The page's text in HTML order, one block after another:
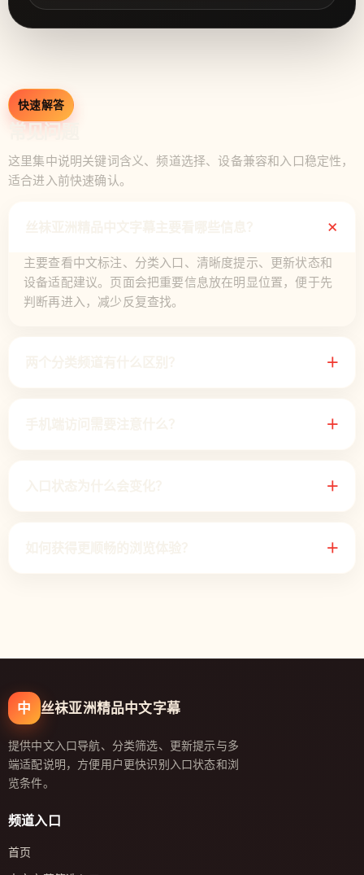
快速解答
常见问题
这里集中说明关键词含义、频道选择、设备兼容和入口稳定性，
适合进入前快速确认。
＋
主要查看中文标注、分类入口、清晰度提示、更新状态和
设备适配建议。页面会把重要信息放在明显位置，便于先
判断再进入，减少反复查找。
＋
＋
＋
＋
中 丝袜亚洲精品中文字幕
提供中文入口导航、分类筛选、更新提示与多
端适配说明，方便用户更快识别入口状态和浏
览条件。
频道入口
首页